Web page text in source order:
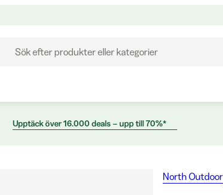
Sök efter produkter eller kategorier
Upptäck över 16.000 deals – upp till 70%*
North Outdoor